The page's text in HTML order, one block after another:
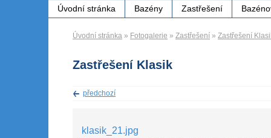
Úvodní stránka Bazény Zastřešení
Úvodní stránka » Fotogalerie » Zastřešení » Zastřešení
Zastřešení Klasik
předchozí
klasik_21.jpg